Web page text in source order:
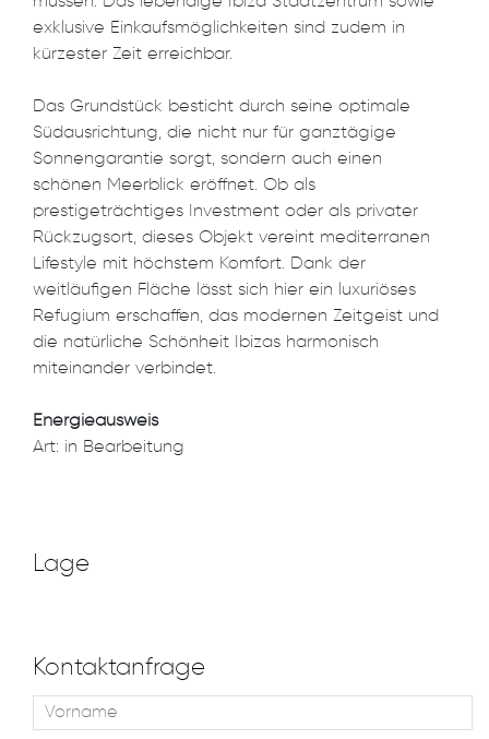
exklusive Einkaufsmöglichkeiten sind zudem in
kürzester Zeit erreichbar.
Das Grundstück besticht durch seine optimale
Südausrichtung, die nicht nur für ganztägige
Sonnengarantie sorgt, sondern auch einen
schönen Meerblick eröffnet. Ob als
prestigeträchtiges Investment oder als privater
Rückzugsort, dieses Objekt vereint mediterranen
Lifestyle mit höchstem Komfort. Dank der
weitläufigen Fläche lässt sich hier ein luxuriöses
Refugium erschaffen, das modernen Zeitgeist und
die natürliche Schönheit Ibizas harmonisch
miteinander verbindet.
Energieausweis
Art: in Bearbeitung
Lage
Kontaktanfrage